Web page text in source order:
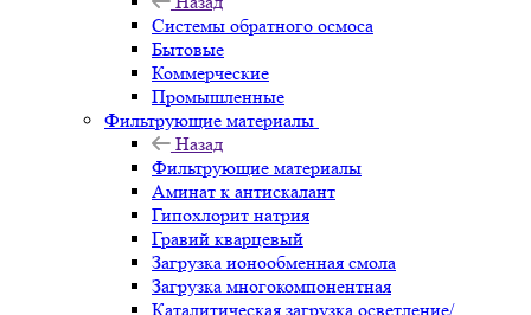
Системы обратного осмоса
Бытовые
Коммерческие
Промышленные
Фильтрующие материалы
Назад
Фильтрующие материалы
Аминат к антискалант
Гипохлорит натрия
Гравий кварцевый
Загрузка ионообменная смола
Загрузка многокомпонентная
Каталитическая загрузка осветление/